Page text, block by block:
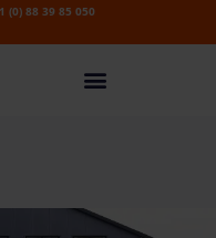
(0) 88 39 85 050